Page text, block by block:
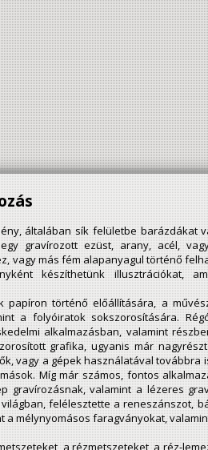
általában sík felületbe barázdákat
gravírozott ezüst, arany, acél,
vagy más fém alapanyagul történő
készíthetünk illusztrációkat,
papíron történő előállítására, a
a folyóiratok sokszorosítására.
alkalmazásban, valamint
grafika, ugyanis már
vagy a gépek használatával továbbra
Míg már számos, fontos
gravírozásnak, valamint a lézeres
felélesztette a reneszánszot,
mélynyomásos faragványokat,
a rézmetszeteket, a réz-